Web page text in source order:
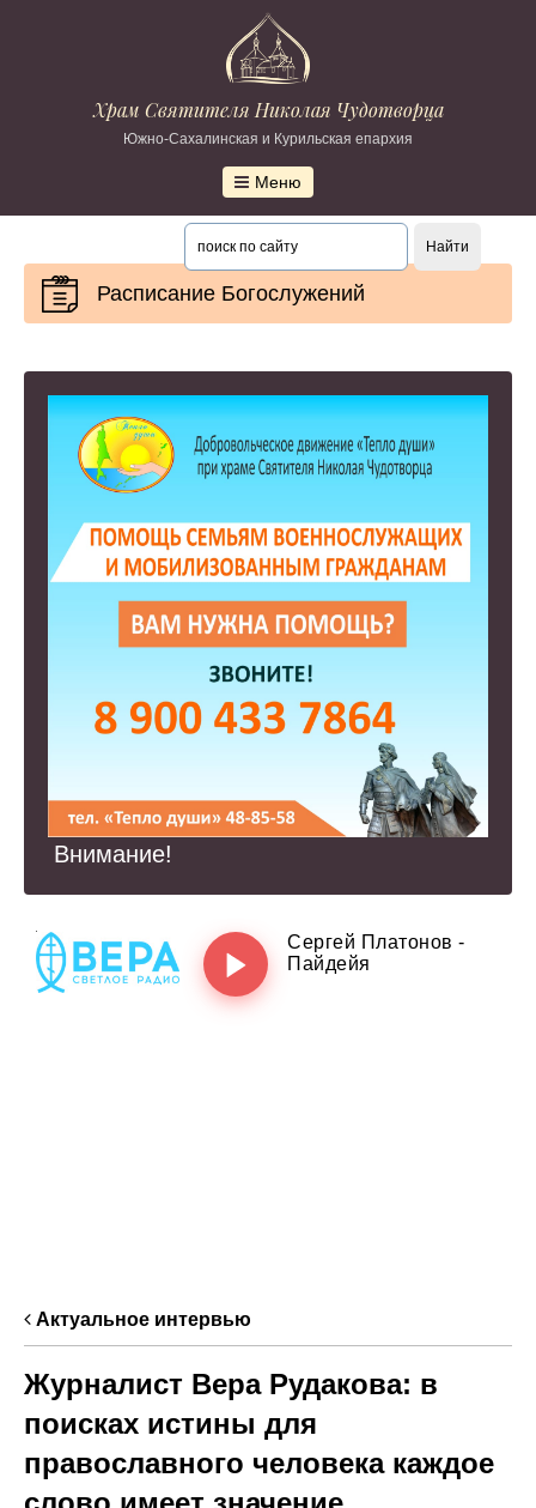
Храм Святителя Николая Чудотворца
Южно-Сахалинская и Курильская епархия
Меню
Расписание Богослужений
Внимание!
Актуальное интервью
Журналист Вера Рудакова: в
поисках истины для
православного человека каждое